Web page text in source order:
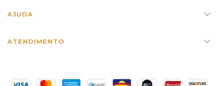
AJUDA
ATENDIMENTO